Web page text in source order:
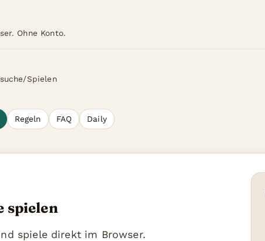
Ohne Konto.
/Spielen
Regeln FAQ Daily
spielen
spiele direkt im Browser.